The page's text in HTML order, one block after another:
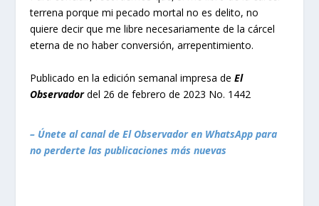
terrena porque mi pecado mortal no es delito, no
quiere decir que me libre necesariamente de la cárcel
eterna de no haber conversión, arrepentimiento.
Publicado en la edición semanal impresa deEl
Observadordel 26 de febrero de 2023 No. 1442
– Únete al canal de El Observador en WhatsApp para
no perderte las publicaciones más nuevas